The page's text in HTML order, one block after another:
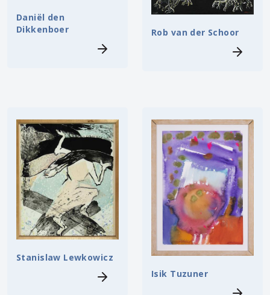
Daniël den
Dikkenboer
Rob van der Schoor
Stanislaw Lewkowicz
Isik Tuzuner